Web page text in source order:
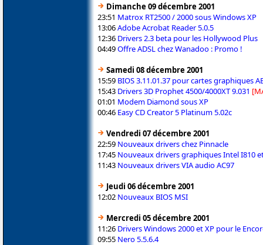
Dimanche 09 décembre 2001
23:51 Matrox RT2500 / 2000 sous Windows XP
13:06Adobe Acrobat Reader 5.0.5
12:36 Drivers 2.3 beta pour les Hollywood Plus
04:49Offre ADSL chez Wanadoo : Promo !
Samedi 08 décembre 2001
15:59 BIOS 3.11.01.37 pour cartes graphiques
15:43 Drivers 3D Prophet 4500/4000XT 9.031
01:01 Modem Diamond sous XP
00:46 Easy CD Creator 5 Platinum 5.02c
Vendredi 07 décembre 2001
22:59 Nouveaux drivers chez Pinnacle
17:45 Nouveaux drivers graphiques Intel I810
11:43 Nouveaux drivers VIA audio AC97
Jeudi 06 décembre 2001
12:02 Nouveaux BIOS MSI
Mercredi 05 décembre 2001
11:26 Drivers Windows 2000 et XP pour le
09:55 Nero 5.5.6.4